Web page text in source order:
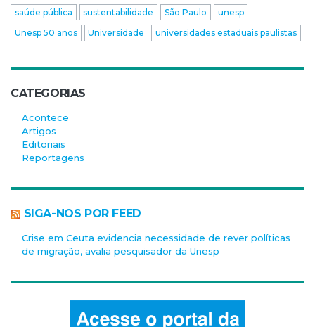
saúde pública
sustentabilidade São Paulo
unesp
Unesp 50 anos
Universidade universidades estaduais paulistas
CATEGORIAS
Acontece
Artigos
Editoriais
Reportagens
SIGA-NOS POR FEED
Crise em Ceuta evidencia necessidade de rever políticas
de migração, avalia pesquisador da Unesp